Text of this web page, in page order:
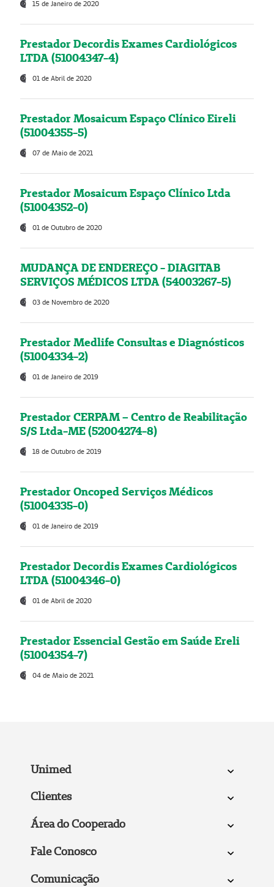
15 de Janeiro de 2020
Prestador Decordis Exames Cardiológicos
LTDA (51004347-4)
01 de Abril de 2020
Prestador Mosaicum Espaço Clínico Eireli
(51004355-5)
07 de Maio de 2021
Prestador Mosaicum Espaço Clínico Ltda
(51004352-0)
01 de Outubro de 2020
MUDANÇA DE ENDEREÇO - DIAGITAB
SERVIÇOS MÉDICOS LTDA (54003267-5)
03 de Novembro de 2020
Prestador Medlife Consultas e Diagnósticos
(51004334-2)
01 de Janeiro de 2019
Prestador CERPAM – Centro de Reabilitação
S/S Ltda-ME (52004274-8)
18 de Outubro de 2019
Prestador Oncoped Serviços Médicos
(51004335-0)
01 de Janeiro de 2019
Prestador Decordis Exames Cardiológicos
LTDA (51004346-0)
01 de Abril de 2020
Prestador Essencial Gestão em Saúde Ereli
(51004354-7)
04 de Maio de 2021
Unimed
Clientes
Área do Cooperado
Fale Conosco
Comunicação